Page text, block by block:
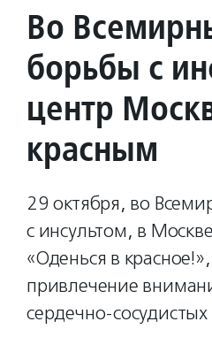
Во
борьбы с
центр
красным
29 октября, во
с инсультом, в
«Оденься в
привлечение
сердечно-